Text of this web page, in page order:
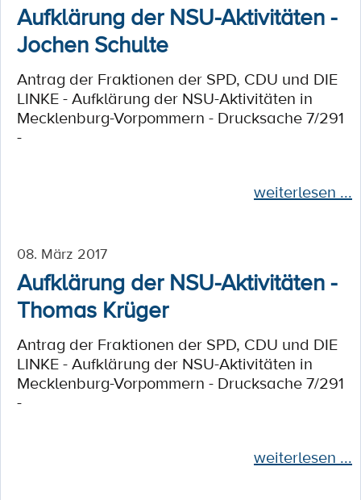
Aufklärung der NSU-Aktivitäten -
Jochen Schulte
Antrag der Fraktionen der SPD, CDU und DIE
LINKE - Aufklärung der NSU-Aktivitäten in
Mecklenburg-Vorpommern - Drucksache 7/291
-
weiterlesen ...
08. März 2017
Aufklärung der NSU-Aktivitäten -
Thomas Krüger
Antrag der Fraktionen der SPD, CDU und DIE
LINKE - Aufklärung der NSU-Aktivitäten in
Mecklenburg-Vorpommern - Drucksache 7/291
-
weiterlesen ...